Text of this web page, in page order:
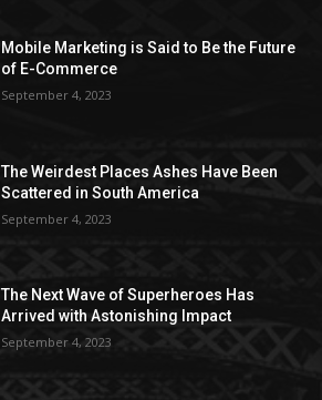
Mobile Marketing is Said to Be the Future
of E-Commerce
September 4, 2023
The Weirdest Places Ashes Have Been
Scattered in South America
September 4, 2023
The Next Wave of Superheroes Has
Arrived with Astonishing Impact
September 4, 2023